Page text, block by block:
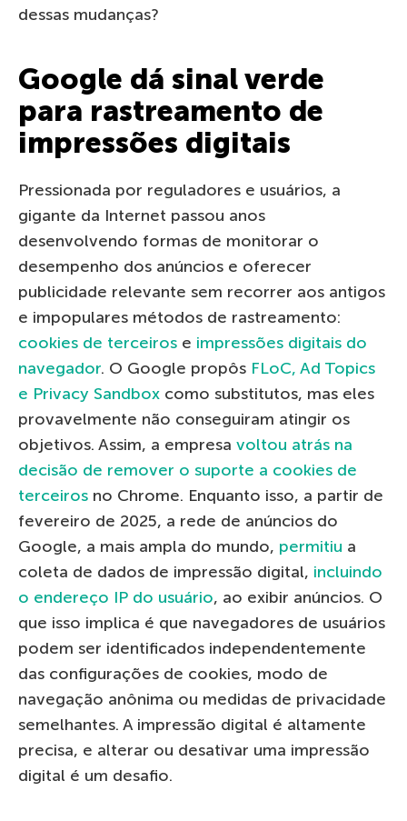
dessas mudanças?
Google dá sinal verde
para rastreamento de
impressões digitais
Pressionada por reguladores e usuários, a
gigante da Internet passou anos
desenvolvendo formas de monitorar o
desempenho dos anúncios e oferecer
publicidade relevante sem recorrer aos antigos
e impopulares métodos de rastreamento:
cookies de terceiros e impressões digitais do
navegador. O Google propôs FLoC, Ad Topics
e Privacy Sandbox como substitutos, mas eles
provavelmente não conseguiram atingir os
objetivos. Assim, a empresa voltou atrás na
decisão de remover o suporte a cookies de
terceiros no Chrome. Enquanto isso, a partir de
fevereiro de 2025, a rede de anúncios do
Google, a mais ampla do mundo, permitiu a
coleta de dados de impressão digital, incluindo
o endereço IP do usuário, ao exibir anúncios. O
que isso implica é que navegadores de usuários
podem ser identificados independentemente
das configurações de cookies, modo de
navegação anônima ou medidas de privacidade
semelhantes. A impressão digital é altamente
precisa, e alterar ou desativar uma impressão
digital é um desafio.